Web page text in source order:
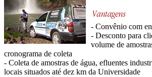
- Convênio com
- Desconto para
volume de
cronograma de coleta
- Coleta de amostras de água, efluentes
locais situados até dez km da Universidade